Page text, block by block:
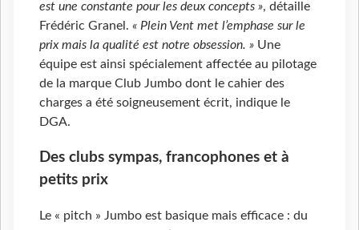
est une constante pour les deux concepts », détaille
Frédéric Granel. « Plein Vent met l’emphase sur le
prix mais la qualité est notre obsession. » Une
équipe est ainsi spécialement affectée au pilotage
de la marque Club Jumbo dont le cahier des
charges a été soigneusement écrit, indique le
DGA.
Des clubs sympas, francophones et à
petits prix
Le « pitch » Jumbo est basique mais efficace : du